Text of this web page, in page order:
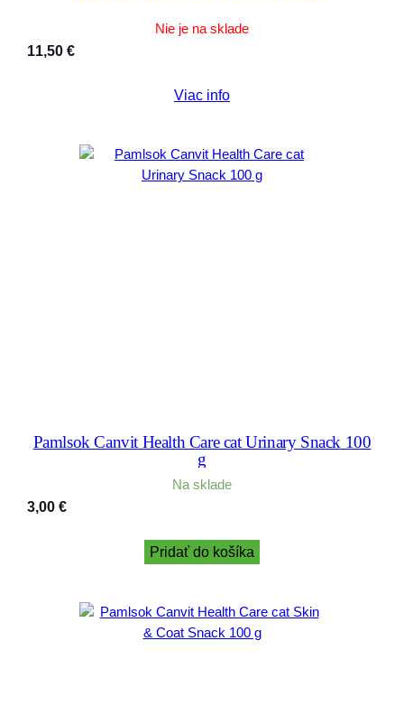
Nie je na sklade
11,50 €
Viac info
Pamlsok Canvit Health Care cat Urinary Snack 100
g
Na sklade
3,00 €
Pridať do košíka